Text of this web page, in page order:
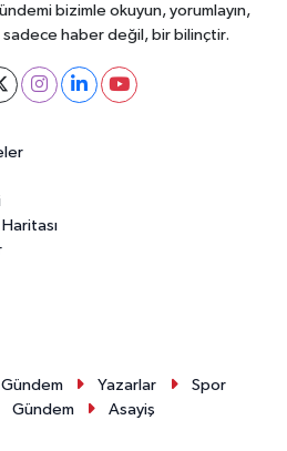
bizimle okuyun, yorumlayın,
haber değil, bir bilinçtir.
Gündem Yazarlar
Spor
Gündem
Asayiş